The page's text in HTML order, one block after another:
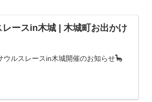
ースin木城 | 木城町お出かけ
ルスレースin木城開催のお知らせ🦕